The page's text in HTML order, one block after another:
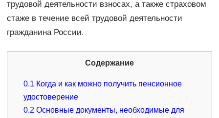
трудовой деятельности взносах, а также страховом
стаже в течение всей трудовой деятельности
гражданина России.
Содержание
0.1 Когда и как можно получить пенсионное
удостоверение
0.2 Основные документы, необходимые для